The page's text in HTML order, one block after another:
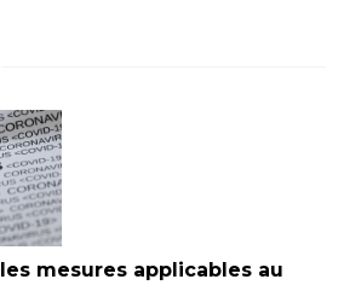
mesures applicables au